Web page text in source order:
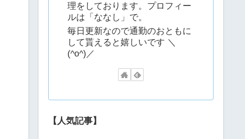
理をしております。プロフィー
ルは「ななし」で。
毎日更新なので通勤のおともに
して貰えると嬉しいです ＼
(^o^)／
【人気記事】